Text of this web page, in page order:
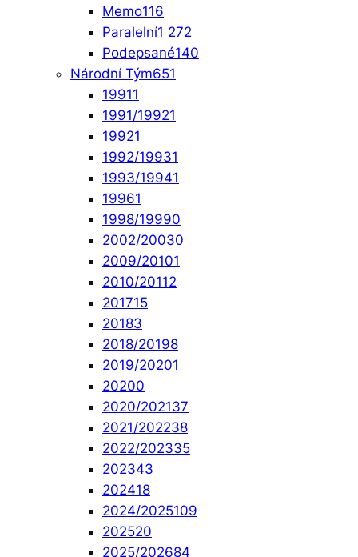
Memo116
Paralelní1 272
Podepsané140
Národní Tým651
19911
1991/19921
19921
1992/19931
1993/19941
19961
1998/19990
2002/20030
2009/20101
2010/20112
201715
20183
2018/20198
2019/20201
20200
2020/202137
2021/202238
2022/202335
202343
202418
2024/2025109
202520
2025/202684